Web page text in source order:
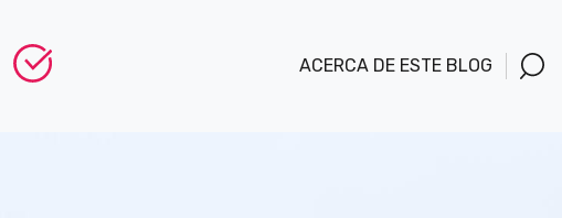
ACERCA DE ESTE BLOG